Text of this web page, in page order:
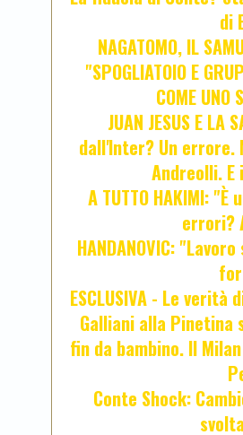
di
NAGATOMO, IL
"SPOGLIATOIO E
COME UNO
JUAN JESUS E LA
dall'Inter? Un errore.
Andreolli.
A TUTTO HAKIMI:
errori?
HANDANOVIC:
ESCLUSIVA - Le
Galliani alla
fin da bambino. Il
Conte Shock: